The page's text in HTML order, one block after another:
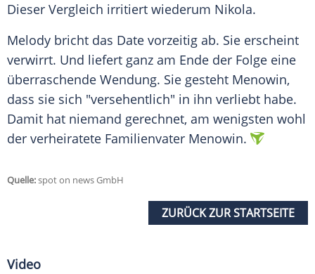
Dieser Vergleich irritiert wiederum Nikola.
Melody bricht das Date vorzeitig ab. Sie erscheint
verwirrt. Und liefert ganz am Ende der Folge eine
überraschende Wendung. Sie gesteht Menowin,
dass sie sich "versehentlich" in ihn verliebt habe.
Damit hat niemand gerechnet, am wenigsten wohl
der verheiratete Familienvater Menowin.
Quelle:spot on news GmbH
ZURÜCK ZUR STARTSEITE
Video